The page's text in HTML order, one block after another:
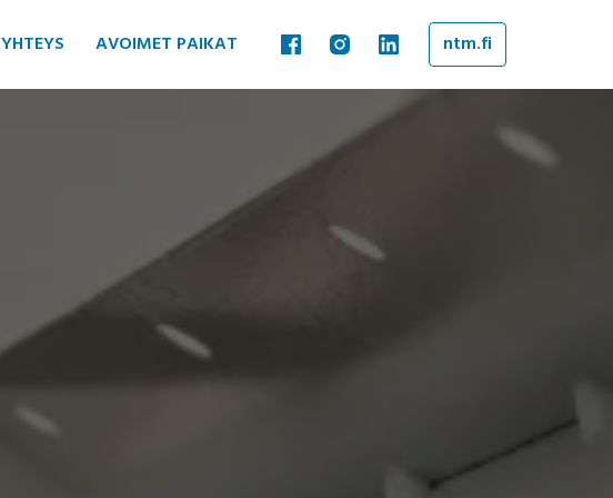
YHTEYS AVOIMET PAIKAT ntm.fi